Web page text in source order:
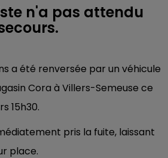
n'a pas attendu
a été renversée par un véhicule
Cora à Villers-Semeuse ce
15h30.
pris la fuite, laissant
place.